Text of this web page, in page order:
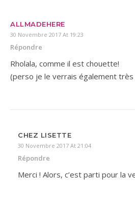
ALLMADEHERE
30 Novembre 2017 At 19:23
Répondre
Rholala, comme il est chouette!
(perso je le verrais également très
CHEZ LISETTE
30 Novembre 2017 At 21:04
Répondre
Merci ! Alors, c’est parti pour la